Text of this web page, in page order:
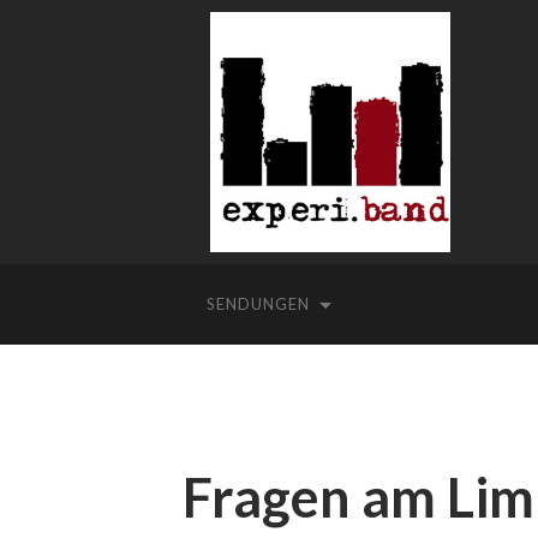
SENDUNGEN
Fragen am